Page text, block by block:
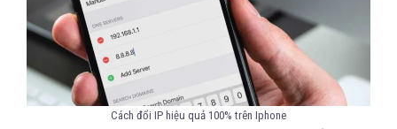
Cách đổi IP hiệu quả 100% trên Iphone